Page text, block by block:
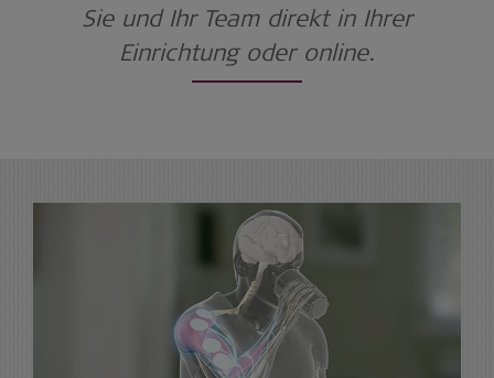
Sie und Ihr Team direkt in Ihrer
Einrichtung oder online.